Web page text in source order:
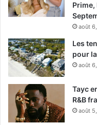
août
Les
pour
août
Tayc
R&B
août